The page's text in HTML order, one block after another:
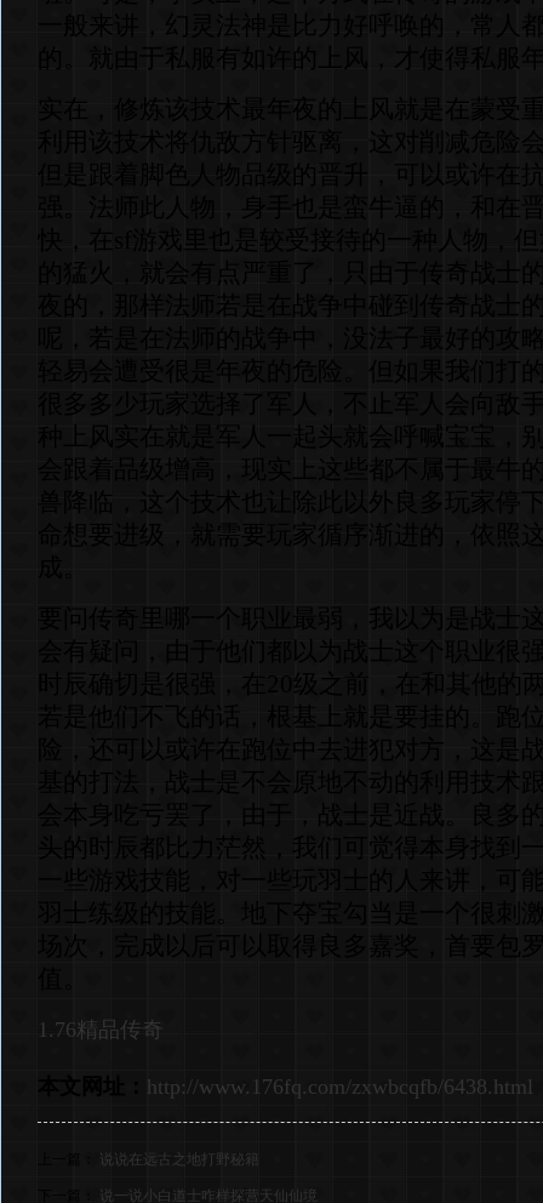
一般来讲，幻灵法神是比力好呼唤的，常人
的。就由于私服有如许的上风，才使得私服
实在，修炼该技术最年夜的上风就是在蒙受
利用该技术将仇敌方针驱离，这对削减危险
但是跟着脚色人物品级的晋升，可以或许在
强。法师此人物，身手也是蛮牛逼的，和在
快，在sf游戏里也是较受接待的一种人物，
的猛火，就会有点严重了，只由于传奇战士
夜的，那样法师若是在战争中碰到传奇战士
呢，若是在法师的战争中，没法子最好的攻
轻易会遭受很是年夜的危险。但如果我们打
很多多少玩家选择了军人，不止军人会向敌
种上风实在就是军人一起头就会呼喊宝宝，
会跟着品级增高，现实上这些都不属于最牛
兽降临，这个技术也让除此以外良多玩家停
命想要进级，就需要玩家循序渐进的，依照
要问传奇里哪一个职业最弱，我以为是战士
会有疑问，由于他们都以为战士这个职业很
时辰确切是很强，在20级之前，在和其他的
若是他们不飞的话，根基上就是要挂的。跑
险，还可以或许在跑位中去进犯对方，这是
基的打法，战士是不会原地不动的利用技术
会本身吃亏罢了，由于，战士是近战。良多
头的时辰都比力茫然，我们可觉得本身找到
一些游戏技能，对一些玩羽士的人来讲，可
羽士练级的技能。地下夺宝勾当是一个很刺
场次，完成以后可以取得良多嘉奖，首要包
1.76精品传奇
本文网址： http://www.176fq.com/zxwbcqfb/6438.html
说说在远古之地打野秘籍
说一说小白道士咋样探营天仙仙境